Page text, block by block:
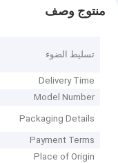
منتوج وصف
تسليط الضوء
Delivery Time
Model Number
Packaging Details
Payment Terms
Place of Origin